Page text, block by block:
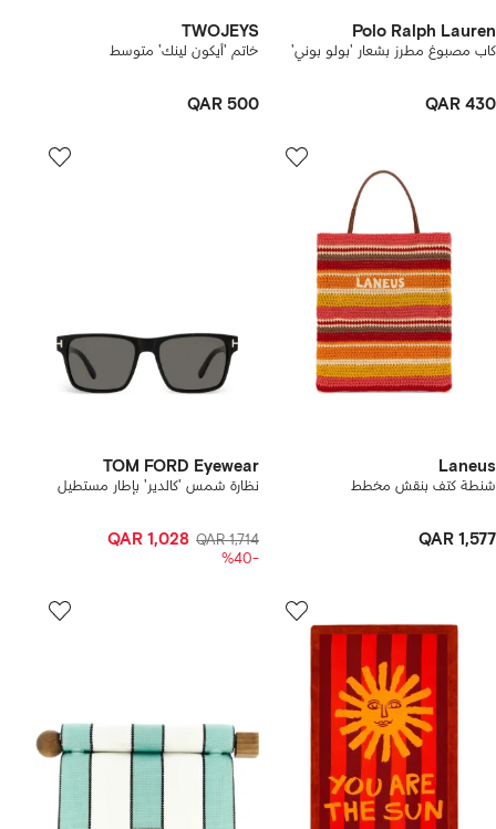
Polo Ralph Lauren
كاب مصبوغ مطرز بشعار 'بولو بوني'
QAR 430
TWOJEYS
خاتم 'أيكون لينك' متوسط
QAR 500
Laneus
شنطة كتف بنقش مخطط
QAR 1,577
TOM FORD Eyewear
نظارة شمس 'كالدير' بإطار مستطيل
QAR 1,714
QAR 1,028
-%40